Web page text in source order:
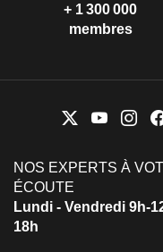
+ 1 300 000
membres
NOS EXPERTS À
ÉCOUTE
Lundi - Vendredi 9h-
18h